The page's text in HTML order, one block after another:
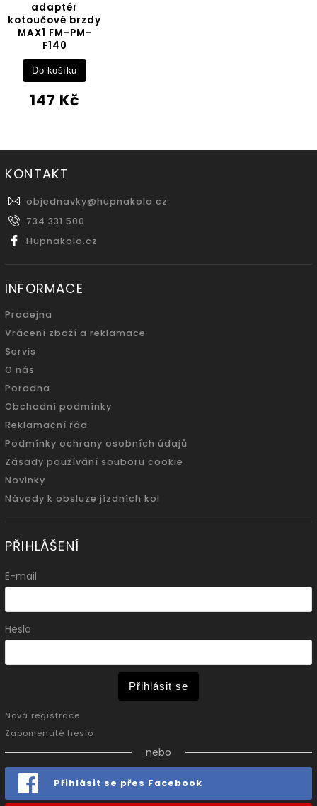
adaptér
kotoučové brzdy
MAX1 FM-PM-
F140
147 Kč
Do košíku
KONTAKT
objednavky@hupnakolo.cz
734 331 500
Hupnakolo.cz
INFORMACE
Prodejna
Vrácení zboží a reklamace
Servis
O nás
Poradna
Obchodní podmínky
Reklamační řád
Podmínky ochrany osobních údajů
Zásady používání souboru cookie
Novinky
Návody k obsluze jízdních kol
PŘIHLÁŠENÍ
E-mail
Heslo
Přihlásit se
Nová registrace
Zapomenuté heslo
nebo
Přihlásit se přes Facebook